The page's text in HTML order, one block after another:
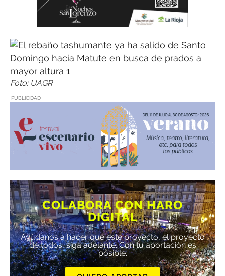
Foto: UAGR
PUBLICIDAD
COLABORA CON HARO
DIGITAL
Ayúdanos a hacer que este proyecto, el proyecto
de todos, siga adelante. Con tu aportación es
posible.